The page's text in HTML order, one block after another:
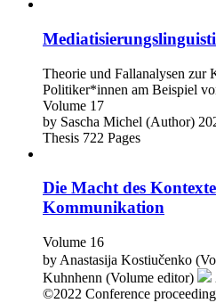
Theorie und Fallanalysen zur
Politiker*innen am Beispiel
Volume 17
by Sascha Michel (Author)
Thesis 722 Pages
Die Macht des
Kommunikation
Volume 16
by Anastasija Kostiučenko
Kuhnhenn (Volume editor)
©2022 Conference